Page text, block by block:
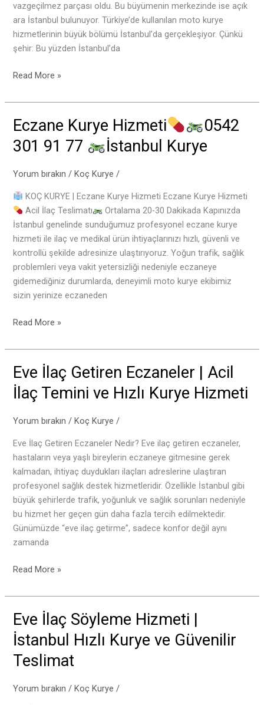
vazgeçilmez parçası oldu. Bu büyümenin merkezinde ise açık
ara İstanbul bulunuyor. Türkiye’de kullanılan moto kurye
hizmetlerinin büyük bölümü İstanbul’da gerçekleşiyor. Çünkü
şehir: Bu yüzden İstanbul’da
Read More »
Eczane Kurye Hizmeti
0542
301 91 77
İstanbul Kurye
Yorum bırakın / Koç Kurye /
KOÇ KURYE | Eczane Kurye Hizmeti Eczane Kurye Hizmeti
Acil İlaç Teslimatı
Ortalama 20-30 Dakikada Kapınızda
İstanbul genelinde sunduğumuz profesyonel eczane kurye
hizmeti ile ilaç ve medikal ürün ihtiyaçlarınızı hızlı, güvenli ve
kontrollü şekilde adresinize ulaştırıyoruz. Yoğun trafik, sağlık
problemleri veya vakit yetersizliği nedeniyle eczaneye
gidemediğiniz durumlarda, deneyimli moto kurye ekibimiz
sizin yerinize eczaneden
Eczane
Hizmeti
0542
301
91
77
İstanbul
Kurye
Read More »
Eve İlaç Getiren Eczaneler | Acil
İlaç Temini ve Hızlı Kurye Hizmeti
Yorum bırakın / Koç Kurye /
Eve İlaç Getiren Eczaneler Nedir? Eve ilaç getiren eczaneler,
hastaların veya yaşlı bireylerin eczaneye gitmesine gerek
kalmadan, ihtiyaç duydukları ilaçları adreslerine ulaştıran
profesyonel sağlık destek hizmetleridir. Özellikle İstanbul gibi
büyük şehirlerde trafik, yoğunluk ve sağlık sorunları nedeniyle
bu hizmet her geçen gün daha fazla tercih edilmektedir.
Günümüzde “eve ilaç getirme”, sadece konfor değil aynı
zamanda
Eve
İlaç
Getiren
Acil
İlaç
Temini
ve
Hızlı
Kurye
Hizmeti
Read More »
Eve İlaç Söyleme Hizmeti |
İstanbul Hızlı Kurye ve Güvenilir
Teslimat
Yorum bırakın / Koç Kurye /
Eve
İlaç
Söyleme
Hizmeti
İstanbul